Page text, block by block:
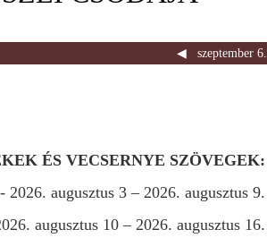
◀︎ szeptember 6.
ÉS VECSERNYE SZÖVEGEK:
2026. augusztus 3 – 2026. augusztus 9.
augusztus 10 – 2026. augusztus 16.